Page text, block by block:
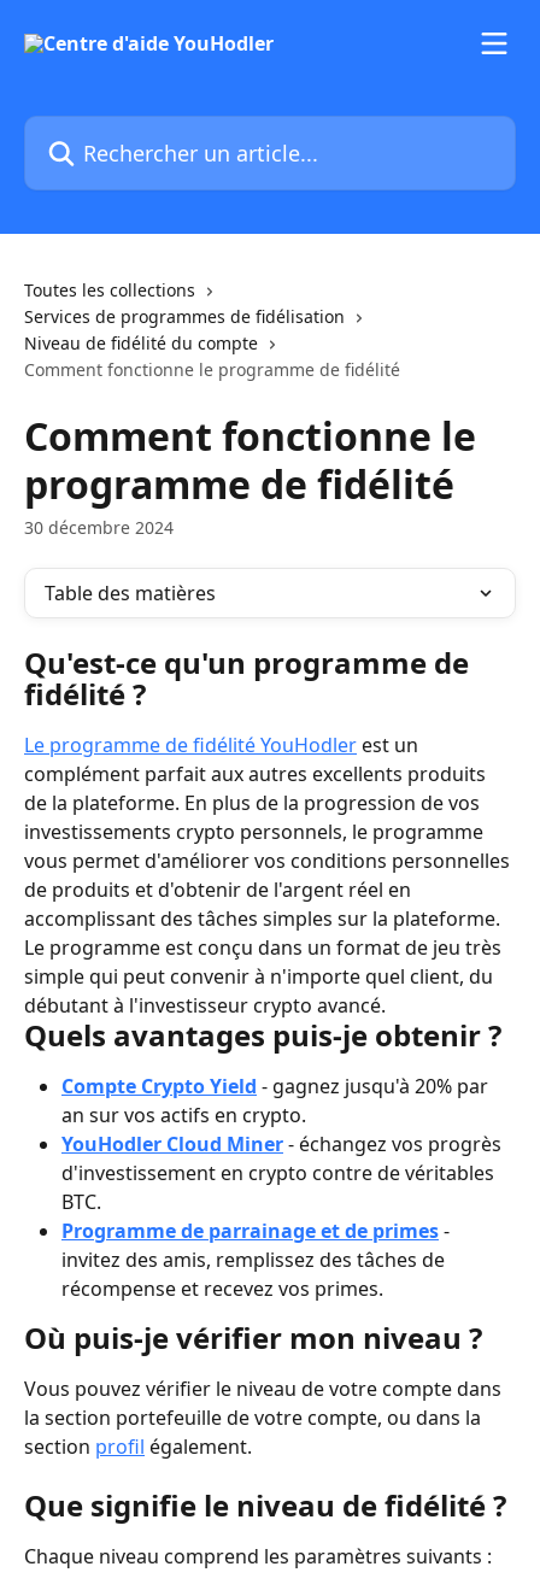
Rechercher un article...
Toutes les collections
Services de programmes de fidélisation
Niveau de fidélité du compte
Comment fonctionne le programme de fidélité
Comment fonctionne le
programme de fidélité
30 décembre 2024
Table des matières
Qu'est-ce qu'un programme de
fidélité ?
Le programme de fidélité YouHodler est un
complément parfait aux autres excellents produits
de la plateforme. En plus de la progression de vos
investissements crypto personnels, le programme
vous permet d'améliorer vos conditions personnelles
de produits et d'obtenir de l'argent réel en
accomplissant des tâches simples sur la plateforme.
Le programme est conçu dans un format de jeu très
simple qui peut convenir à n'importe quel client, du
débutant à l'investisseur crypto avancé.
Quels avantages puis-je obtenir ?
Compte Crypto Yield - gagnez jusqu'à 20% par
an sur vos actifs en crypto.
YouHodler Cloud Miner- échangez vos progrès
d'investissement en crypto contre de véritables
BTC.
Programme de parrainage et de primes -
invitez des amis, remplissez des tâches de
récompense et recevez vos primes.
Où puis-je vérifier mon niveau ?
Vous pouvez vérifier le niveau de votre compte dans
la section portefeuille de votre compte, ou dans la
section profil également.
Que signifie le niveau de fidélité ?
Chaque niveau comprend les paramètres suivants :